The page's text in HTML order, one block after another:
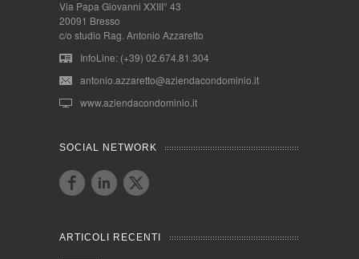
Via Papa Giovanni XXIII° 43
20091 Bresso
c/o studio Rag. Antonio Azzaretto
InfoLine: (+39) 02.674.81.304
antonio.azzaretto@aziendacondominio.it
www.aziendacondominio.it
SOCIAL NETWORK
ARTICOLI RECENTI